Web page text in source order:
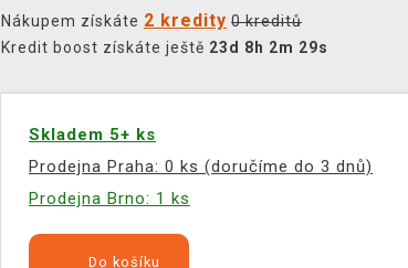
Nákupem získáte 2 kredity 0 kreditů
Kredit boost získáte ještě 23d 8h 2m 28s
Skladem 5+ ks
Prodejna Praha: 0 ks (doručíme do 3 dnů)
Prodejna Brno: 1 ks
Do košíku